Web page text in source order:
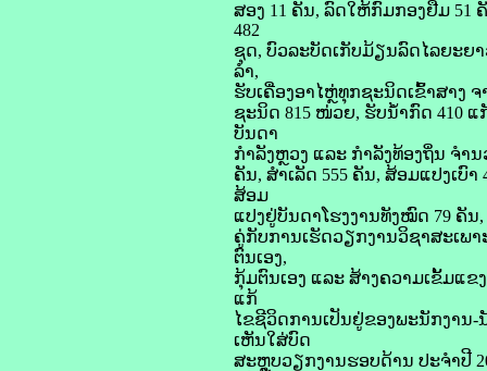
ສອງ 11 ຄັນ, ລົດໃຫ້ກົມກອງຢືມ
482
ຊຸດ, ບົວລະບັດເກັບມ້ຽນລົດໄລຍະຍາ
ລຳ,
ຮັບເຄື່ອງອາໄຫຼ່ທຸກຊະນິດເຂົ້າສາງ
ຊະນິດ 815 ໜ່ວຍ, ຮັບນໍ້າກົດ 410
ບັນດາ
ກຳລັງຫຼວງ ແລະ ກຳລັງທ້ອງຖິ່ນ ຈຳ
ຄັນ, ສຳເລັດ 555 ຄັນ, ສ້ອມແປງເບົ
ສ້ອມ
ແປງຢູ່ບັນດາໂຮງງານທັງໝົດ 79 ຄັນ
ຄູ່ກັບການເຮັດວຽກງານວິຊາສະເພ
ຕົນເອງ,
ກຸ້ມຕົນເອງ ແລະ ສ້າງຄວາມເຂັ້ມແຂ
ແກ້
ໄຂຊີວິດການເປັນຢູ່ຂອງພະນັກງາ
ເຫັນໃສ່ບົດ
ສະຫຼຸບວຽກງານຮອບດ້ານ ປະຈຳປີ